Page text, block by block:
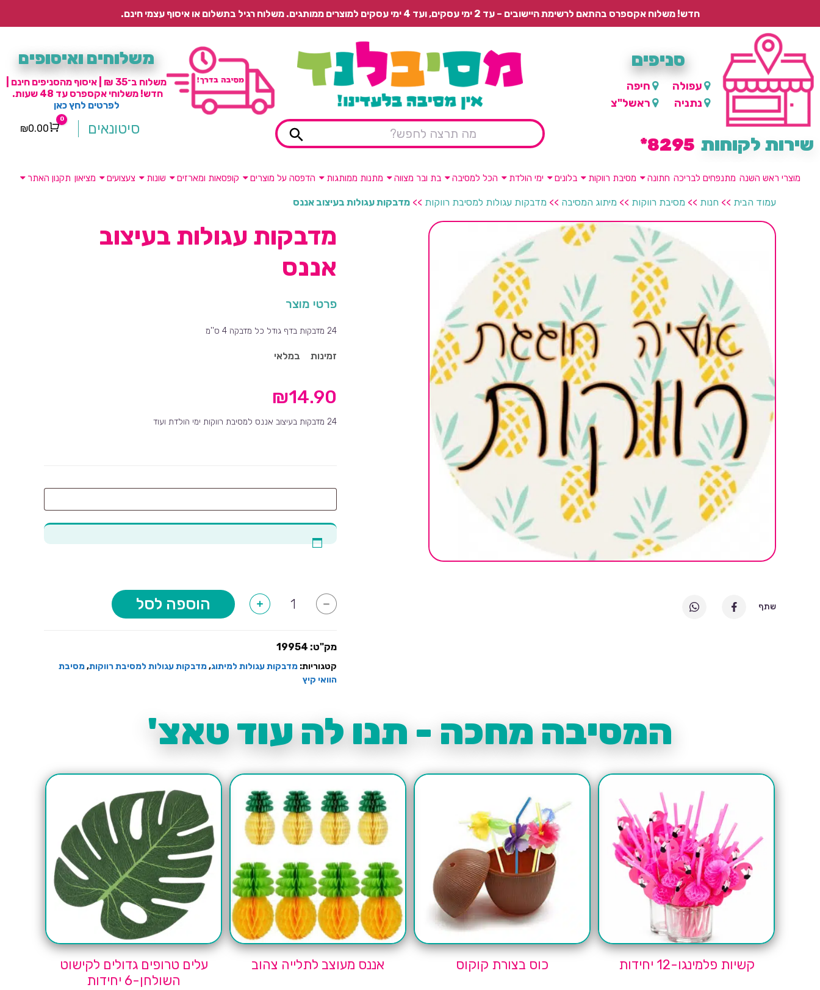
חדש! משלוח אקספרס בהתאם לרשימת היישובים – עד 2 ימי עסקים, ועד 4 ימי עסקים למוצרים ממותגים. משלוח רגיל בתשלום או איסוף עצמי חינם.
סניפים
עפולה
חיפה
נתניה
ראשל"צ
שירות לקוחות 8295*
משלוחים ואיסופים
משלוח ב־35 ₪ | איסוף מהסניפים חינם |
חדש! משלוחי אקספרס עד 48 שעות.
לפרטים לחץ כאן
סיטונאים Cart
0
₪0.00
מוצרי ראש השנה מתנפחים לבריכה חתונה מסיבת רווקות בלונים ימי הולדת הכל למסיבה בת ובר מצווה מתנות ממותגות הדפסה על מוצרים קופסאות ומארזים שונות צעצועים מציאון תקנון האתר
עמוד הבית >> חנות >> מסיבת רווקות >> מיתוג המסיבה >> מדבקות עגולות למסיבת רווקות >> מדבקות עגולות בעיצוב אננס
שתף
מדבקות עגולות בעיצוב
אננס
פרטי מוצר
24 מדבקות בדף גודל כל מדבקה 4 ס''מ
זמינות במלאי
₪14.90
24 מדבקות בעיצוב אננס למסיבת רווקות ימי הולדת ועוד
לרשום
על
המדבקה?
-
של
אננס
+ הוספה לסל
מק"ט: 19954
קטגוריות: מדבקות עגולות למיתוג,מדבקות עגולות למסיבת רווקות,מסיבת
הוואי קיץ
המסיבה מחכה - תנו לה עוד טאצ'
קשיות פלמינגו-12 יחידות כוס בצורת קוקוס אננס מעוצב לתלייה צהוב
עלים טרופים גדולים לקישוט
השולחן-6 יחידות